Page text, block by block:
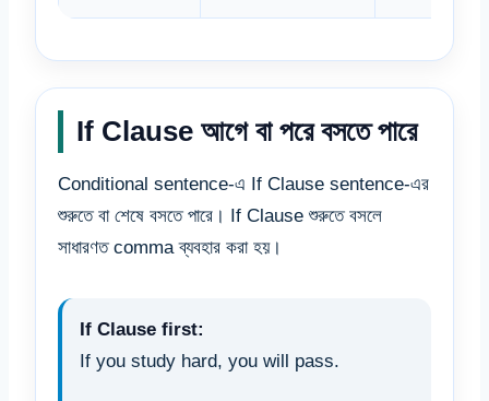
If Clause আগে বা পরে বসতে পারে
Conditional sentence-এ If Clause sentence-এর
শুরুতে বা শেষে বসতে পারে। If Clause শুরুতে বসলে
সাধারণত comma ব্যবহার করা হয়।
If Clause first:
If you study hard, you will pass.